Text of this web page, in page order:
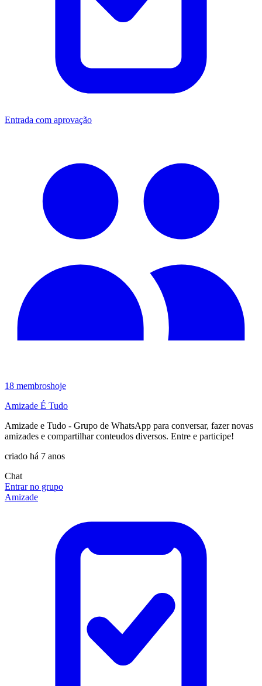
Entrada com aprovação
18 membroshoje
Amizade É Tudo
Amizade e Tudo - Grupo de WhatsApp para conversar, fazer novas
amizades e compartilhar conteudos diversos. Entre e participe!
criado há 7 anos
Chat
Entrar no grupo
Amizade